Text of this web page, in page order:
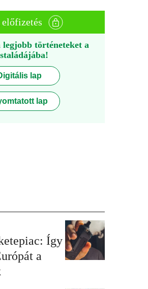
történeteket a
lap
lap
Így
a